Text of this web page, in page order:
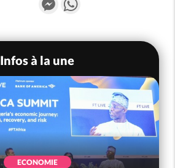
Infos à la une
ECONOMIE